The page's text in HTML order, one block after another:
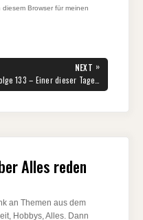
Browser für meinen
NEXT »
133 – Einer dieser Tage…
Alles reden
an Themen aus dem
Hobbys, Alles. Dann